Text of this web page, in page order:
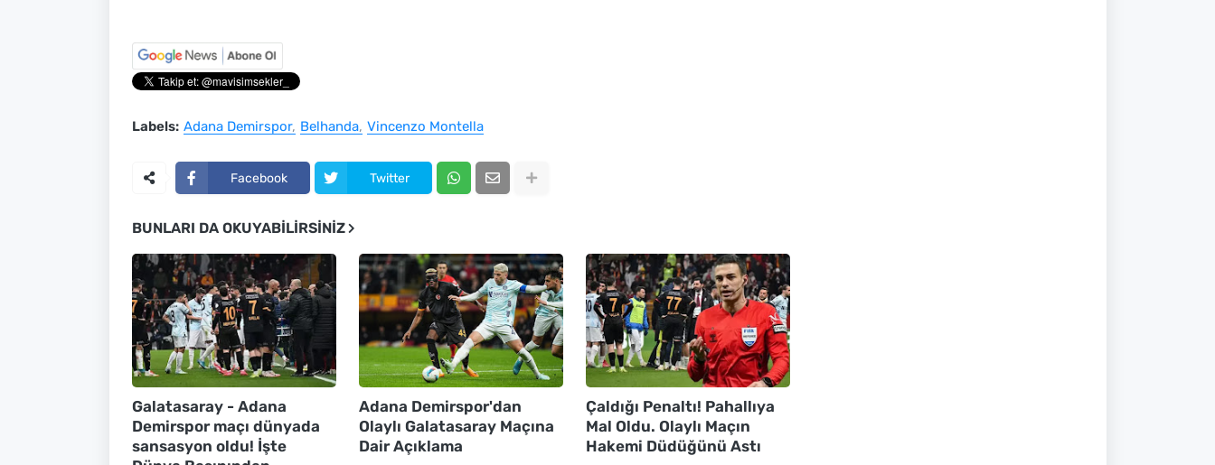
Labels: Adana Demirspor Belhanda Vincenzo Montella
Facebook Twitter
BUNLARI DA OKUYABILIRSINIZ
Galatasaray - Adana
Demirspor maçı dünyada
sansasyon oldu! İşte
Adana Demirspor'dan
Olaylı Galatasaray Maçına
Dair Açıklama
Çaldığı Penaltı! Pahallıya
Mal Oldu. Olaylı Maçın
Hakemi Düdüğünü Astı